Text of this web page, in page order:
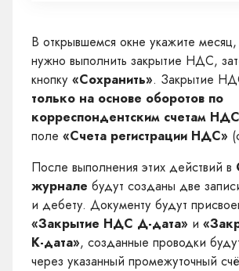
В открывшемся окне укажите
нужно выполнить закрытие НДС,
кнопку «Сохранить». Закрытие
только на основе оборотов по
корреспондентским счетам НДС
поле «Счета регистрации НДС»
После выполнения этих действий в
журнале будут созданы две
и дебету. Документу будут
«Закрытие НДС Д-дата» и
К-дата», созданные проводки
через указанный промежуточный